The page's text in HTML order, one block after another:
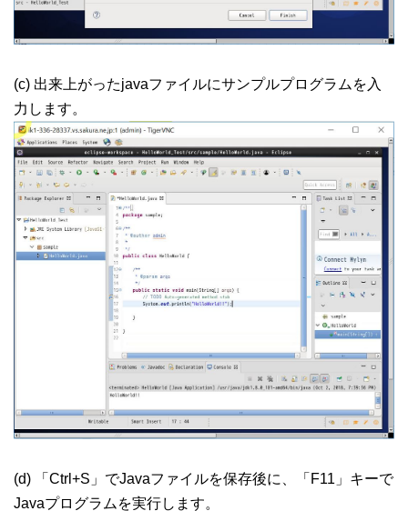
(c) 出来上がったjavaファイルにサンプルプログラムを入
力します。
(d) 「Ctrl+S」でJavaファイルを保存後に、「F11」キーで
Javaプログラムを実行します。